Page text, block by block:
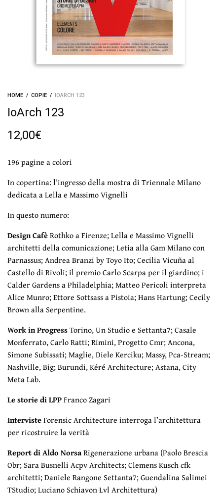
HOME / COPIE / IOARCH 123
IoArch 123
12,00€
196 pagine a colori
In copertina: l’ingresso della mostra di Triennale Milano
dedicata a Lella e Massimo Vignelli
In questo numero:
Design CafèRothko a Firenze; Lella e Massimo Vignelli
architetti della comunicazione; Letia alla Gam Milano con
Parnassus; Andrea Branzi by Toyo Ito; Cecilia Vicuña al
Castello di Rivoli; il premio Carlo Scarpa per il giardino; i
Calder Gardens a Philadelphia; Matteo Pericoli interpreta
Alice Munro; Ettore Sottsass a Pistoia; Hans Hartung; Cecily
Brown alla Serpentine.
Work in ProgressTorino, Un Studio e Settanta7; Casale
Monferrato, Carlo Ratti; Rimini, Progetto Cmr; Ancona,
Simone Subissati; Maglie, Diele Kerciku; Massy, Pca-Stream;
Nashville, Big; Burundi, Kéré Architecture; Astana, City
Meta Lab.
Le storie di LPPFranco Zagari
IntervisteForensic Architecture interroga l’architettura
per ricostruire la verità
Report di Aldo NorsaRigenerazione urbana (Paolo Brescia
Obr; Sara Busnelli Acpv Architects; Clemens Kusch cfk
architetti; Daniele Rangone Settanta7; Guendalina Salimei
TStudio; Luciano Schiavon Lvl Architettura)